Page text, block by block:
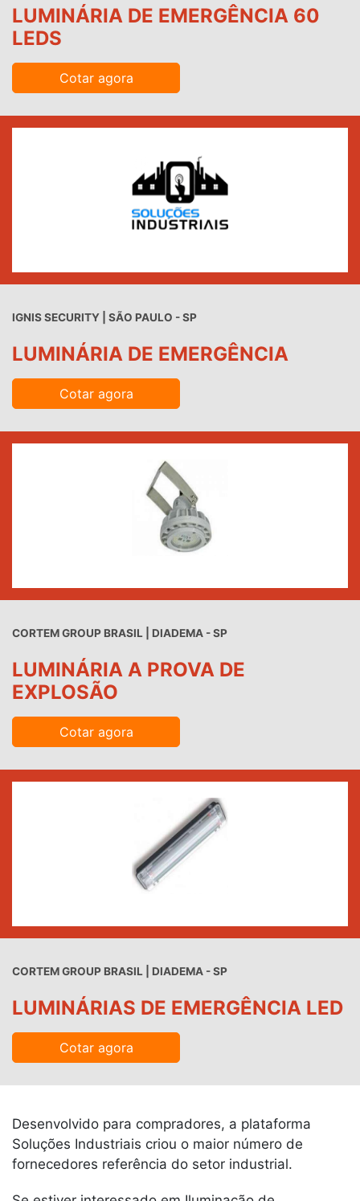
LUMINÁRIA DE EMERGÊNCIA 60
LEDS
Cotar agora
IGNIS SECURITY | SÃO PAULO - SP
LUMINÁRIA DE EMERGÊNCIA
Cotar agora
CORTEM GROUP BRASIL | DIADEMA - SP
LUMINÁRIA A PROVA DE
EXPLOSÃO
Cotar agora
CORTEM GROUP BRASIL | DIADEMA - SP
LUMINÁRIAS DE EMERGÊNCIA LED
Cotar agora
Desenvolvido para compradores, a plataforma
Soluções Industriais criou o maior número de
fornecedores referência do setor industrial.